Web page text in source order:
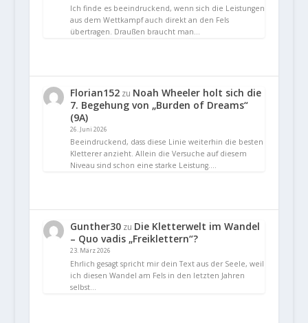
Ich finde es beeindruckend, wenn sich die Leistungen
aus dem Wettkampf auch direkt an den Fels
übertragen. Draußen braucht man…
Florian152zu Noah Wheeler holt sich die
7. Begehung von „Burden of Dreams“
(9A)
26. Juni 2026
Beeindruckend, dass diese Linie weiterhin die besten
Kletterer anzieht. Allein die Versuche auf diesem
Niveau sind schon eine starke Leistung.…
Gunther30zu Die Kletterwelt im Wandel
– Quo vadis „Freiklettern“?
23. März 2026
Ehrlich gesagt spricht mir dein Text aus der Seele, weil
ich diesen Wandel am Fels in den letzten Jahren
selbst…